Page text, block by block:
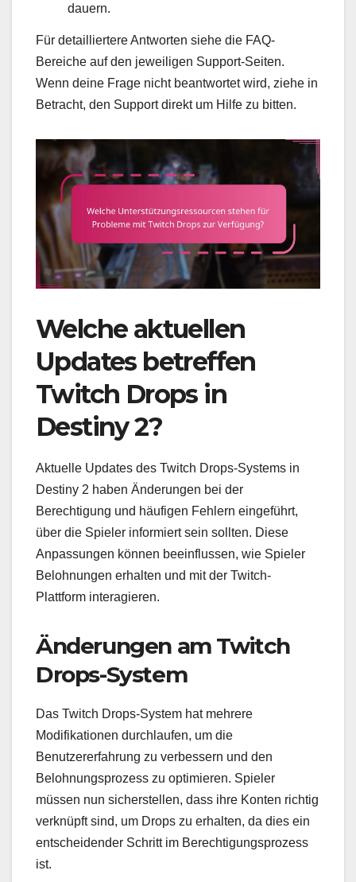
dauern.
Für detailliertere Antworten siehe die FAQ-
Bereiche auf den jeweiligen Support-Seiten.
Wenn deine Frage nicht beantwortet wird, ziehe in
Betracht, den Support direkt um Hilfe zu bitten.
Welche aktuellen
Updates betreffen
Twitch Drops in
Destiny 2?
Aktuelle Updates des Twitch Drops-Systems in
Destiny 2 haben Änderungen bei der
Berechtigung und häufigen Fehlern eingeführt,
über die Spieler informiert sein sollten. Diese
Anpassungen können beeinflussen, wie Spieler
Belohnungen erhalten und mit der Twitch-
Plattform interagieren.
Änderungen am Twitch
Drops-System
Das Twitch Drops-System hat mehrere
Modifikationen durchlaufen, um die
Benutzererfahrung zu verbessern und den
Belohnungsprozess zu optimieren. Spieler
müssen nun sicherstellen, dass ihre Konten richtig
verknüpft sind, um Drops zu erhalten, da dies ein
entscheidender Schritt im Berechtigungsprozess
ist.